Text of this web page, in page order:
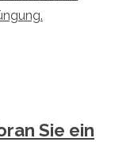
Sie ein